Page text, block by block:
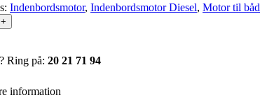
Indenbordsmotor, Indenbordsmotor Diesel, Motor til båd
+
Ring på: 20 21 71 94
information